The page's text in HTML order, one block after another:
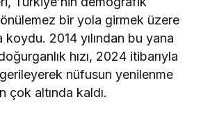
bir yola girmek üzere
2014 yılından bu yana
hızı, 2024 itibarıyla
nüfusun yenilenme
çok altında kaldı.